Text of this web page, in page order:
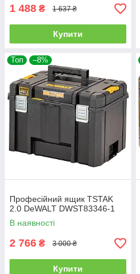
1 488 ₴ 1 637 ₴
Купити
Топ –8%
Професійний ящик TSTAK
2.0 DeWALT DWST83346-1
В наявності
2 766 ₴ 3 000 ₴
Купити